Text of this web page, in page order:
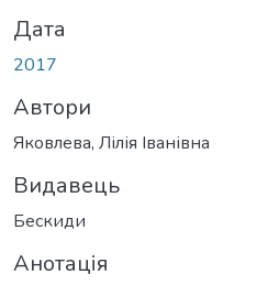
Дата
2017
Автори
Яковлева, Лілія Іванівна
Видавець
Бескиди
Анотація